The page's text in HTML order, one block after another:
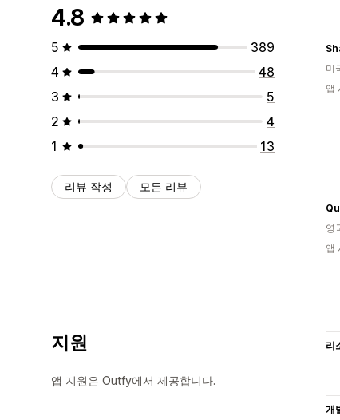
4.8
5
389
4
48
3
5
2
4
1
13
리뷰 작성 모든 리뷰
미
앱
영
앱
지원
앱 지원은 Outfy에서 제공합니다.
리
개